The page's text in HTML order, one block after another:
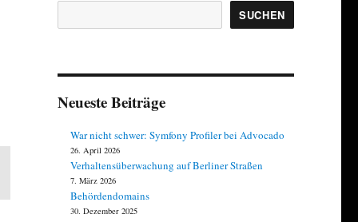
SUCHEN
Neueste Beiträge
War nicht schwer: Symfony Profiler bei Advocado
26. April 2026
Verhaltensüberwachung auf Berliner Straßen
7. März 2026
Behördendomains
30. Dezember 2025